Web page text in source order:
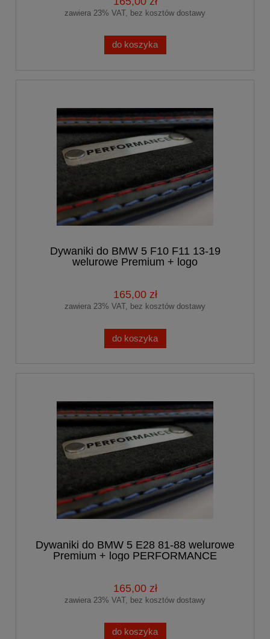
zawiera 23% VAT, bez kosztów dostawy
do koszyka
Dywaniki do BMW 5 F10 F11 13-19
welurowe Premium + logo
165,00 zł
zawiera 23% VAT, bez kosztów dostawy
do koszyka
Dywaniki do BMW 5 E28 81-88 welurowe
Premium + logo PERFORMANCE
165,00 zł
zawiera 23% VAT, bez kosztów dostawy
do koszyka